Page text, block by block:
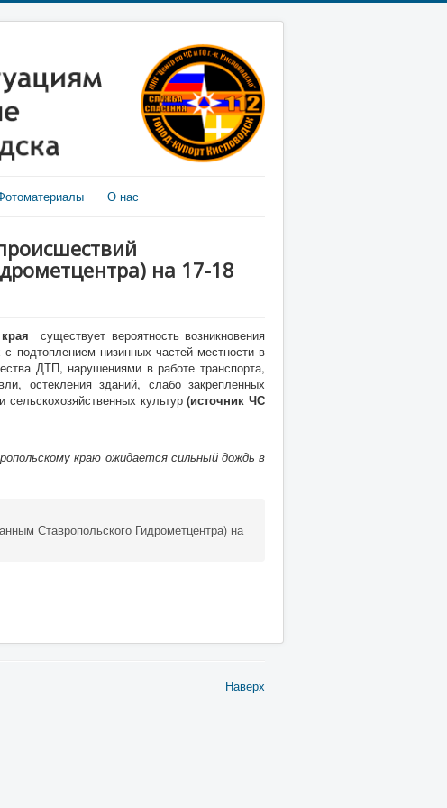
О нас
на 17-18
существует вероятность возникновения
подтоплением низинных частей местности в
ДТП, нарушениями в работе транспорта,
остекления зданий, слабо закрепленных
сельскохозяйственных культур(источник ЧС
краю ожидается сильный дождь в
Ставропольского Гидрометцентра) на
Наверх